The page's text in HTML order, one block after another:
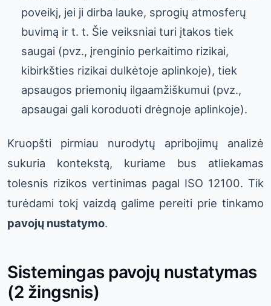
poveikį, jei ji dirba lauke, sprogių atmosferų
buvimą ir t. t. Šie veiksniai turi įtakos tiek
saugai (pvz., įrenginio perkaitimo rizikai,
kibirkšties rizikai dulkėtoje aplinkoje), tiek
apsaugos priemonių ilgaamžiškumui (pvz.,
apsaugai gali koroduoti drėgnoje aplinkoje).
Kruopšti pirmiau nurodytų apribojimų analizė
sukuria kontekstą, kuriame bus atliekamas
tolesnis rizikos vertinimas pagal ISO 12100. Tik
turėdami tokį vaizdą galime pereiti prie tinkamo
pavojų nustatymo.
Sistemingas pavojų nustatymas
(2 žingsnis)